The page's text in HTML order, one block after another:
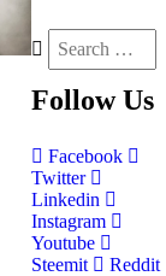
Follow Us
Facebook
Twitter
Linkedin
Instagram
Youtube
Steemit
Reddit